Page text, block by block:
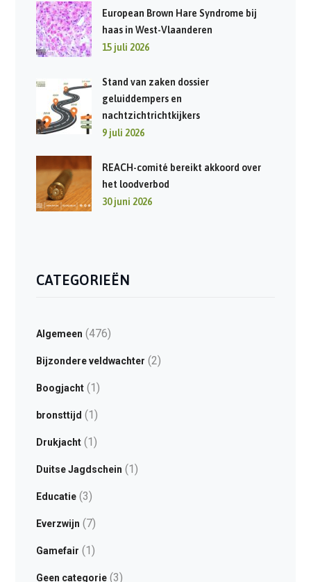
European Brown Hare Syndrome bij
haas in West-Vlaanderen
15 juli 2026
Stand van zaken dossier
geluiddempers en
nachtzichtrichtkijkers
9 juli 2026
REACH-comité bereikt akkoord over
het loodverbod
30 juni 2026
CATEGORIEËN
Algemeen (476)
Bijzondere veldwachter (2)
Boogjacht(1)
bronsttijd (1)
Drukjacht(1)
Duitse Jagdschein (1)
Educatie(3)
Everzwijn (7)
Gamefair (1)
Geen categorie(3)